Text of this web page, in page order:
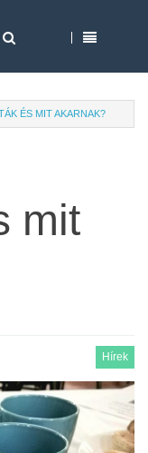
ÉS MIT AKARNAK?
mit
Hírek